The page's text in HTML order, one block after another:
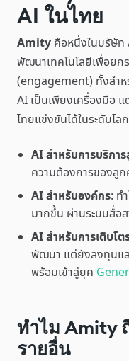
AI ในไทย
Amity คือหนึ่งในบรัษัท
พัฒนาเทคโนโลยีเพื่อยก
(engagement) ทั้งสำ
AI เป็นเพียงเครื่องมือ แ
ไทยแข่งขันได้ในระดับโลก
AI สำหรับการบริกา
ความต้องการของลู
AI สำหรับองค์กร: ท
มากขึ้น ผ่านระบบสื่
AI สำหรับการเติบโต
พัฒนา แต่ยังลงทุนแ
พร้อมเข้าสู่ยุค
ทำไม Amity
รายอื่น